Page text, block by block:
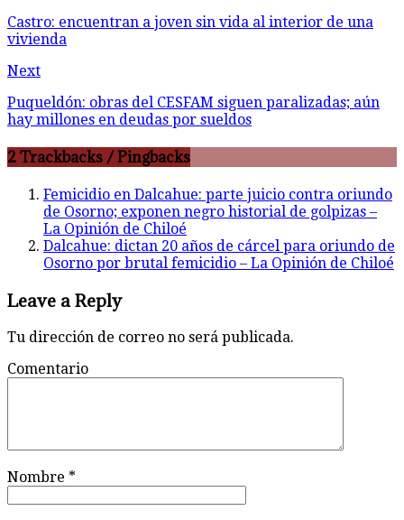
Castro: encuentran a joven sin vida al interior de una
vivienda
Next
Puqueldón: obras del CESFAM siguen paralizadas; aún
hay millones en deudas por sueldos
2 Trackbacks / Pingbacks
Femicidio en Dalcahue: parte juicio contra oriundo
de Osorno; exponen negro historial de golpizas –
La Opinión de Chiloé
Dalcahue: dictan 20 años de cárcel para oriundo de
Osorno por brutal femicidio – La Opinión de Chiloé
Leave a Reply
Tu dirección de correo no será publicada.
Comentario
Nombre *